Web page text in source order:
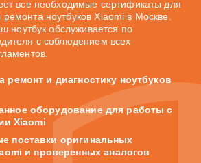
все необходимые сертификаты для
ноутбуков Xiaomi в Москве.
ноутбук обслуживается по
с соблюдением всех
ремонт и диагностику ноутбуков
оборудование для работы с
Xiaomi
поставки оригинальных
и проверенных аналогов